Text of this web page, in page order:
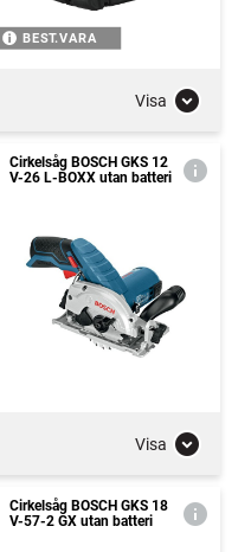
BEST.VARA
Visa
Cirkelsåg BOSCH GKS 12
V-26 L-BOXX utan batteri
Visa
Cirkelsåg BOSCH GKS 18
V-57-2 GX utan batteri